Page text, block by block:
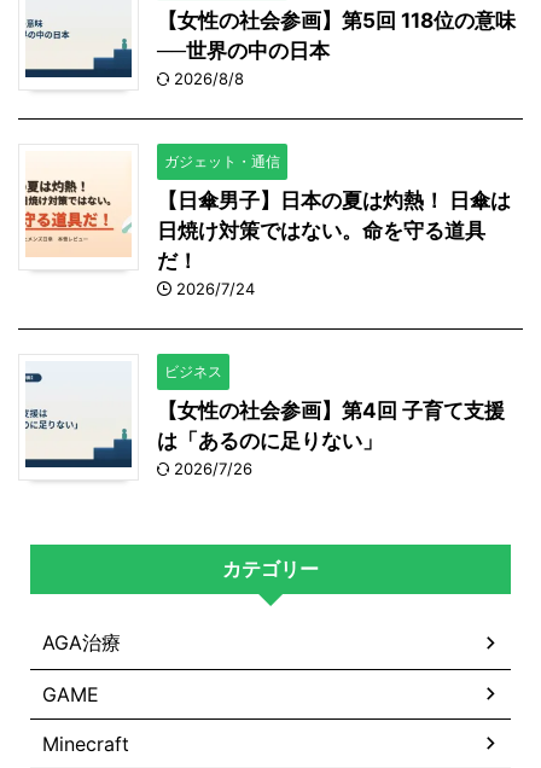
【女性の社会参画】第5回 118位の意味
──世界の中の日本
2026/8/8
ガジェット・通信
【日傘男子】日本の夏は灼熱！ 日傘は
日焼け対策ではない。命を守る道具
だ！
2026/7/24
ビジネス
【女性の社会参画】第4回 子育て支援
は「あるのに足りない」
2026/7/26
カテゴリー
AGA治療
GAME
Minecraft